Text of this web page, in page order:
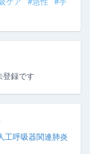
登録です
工呼吸器関連肺炎